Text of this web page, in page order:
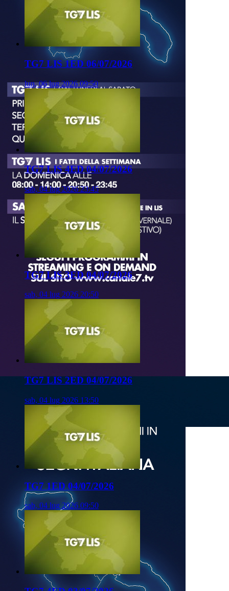
TG7 LIS 1ED 06/07/2026
lun, 06 lug 2026 09:50
TG7 LIS 4ED 04/07/2026
sab, 04 lug 2026 23:45
TG7 LIS 3ED 04/07/2026
sab, 04 lug 2026 20:50
TG7 LIS 2ED 04/07/2026
sab, 04 lug 2026 13:50
TG7 1ED 04/07/2026
sab, 04 lug 2026 09:50